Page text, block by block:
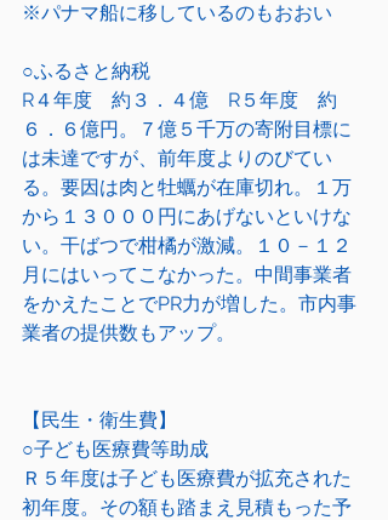
※パナマ船に移しているのもおおい
○ふるさと納税
R４年度　約３．４億　R５年度　約
６．６億円。７億５千万の寄附目標に
は未達ですが、前年度よりのびてい
る。要因は肉と牡蠣が在庫切れ。１万
から１３０００円にあげないといけな
い。干ばつで柑橘が激減。１０－１２
月にはいってこなかった。中間事業者
をかえたことでPR力が増した。市内事
業者の提供数もアップ。
【民生・衛生費】
○子ども医療費等助成
Ｒ５年度は子ども医療費が拡充された
初年度。その額も踏まえ見積もった予